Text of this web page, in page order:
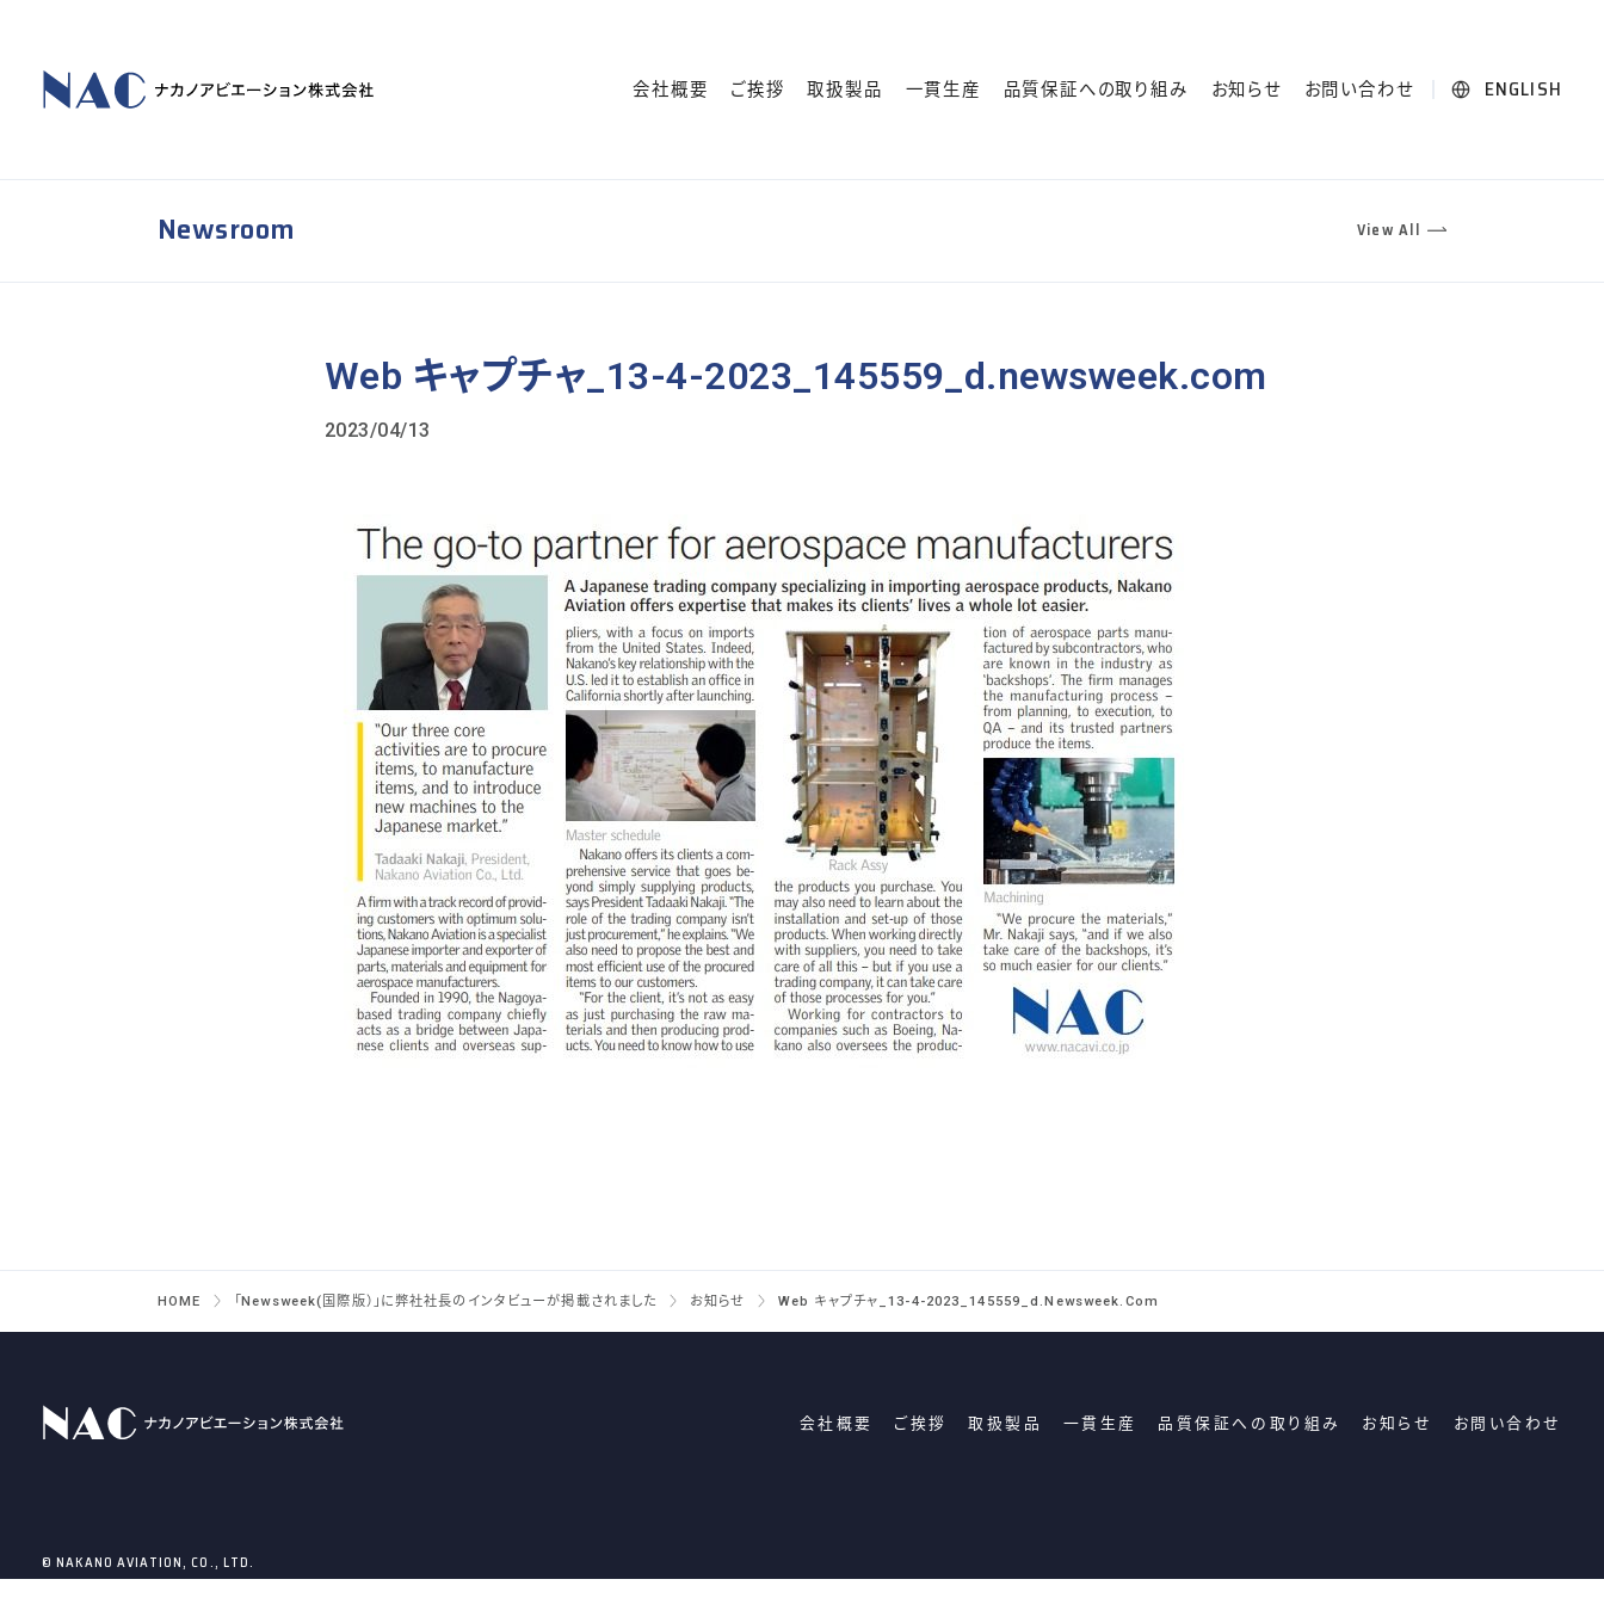
会社概要 ご挨拶 取扱製品 一貫生産 品質保証への取り組み お知らせ お問い合わせ ENGLISH
Newsroom View All
Web キャプチャ_13-4-2023_145559_d.newsweek.com
2023/04/13
HOME 「Newsweek(国際版）」に弊社社長のインタビューが掲載されました お知らせ Web キャプチャ_13-4-2023_145559_d.newsweek.com
会社概要 ご挨拶 取扱製品 一貫生産 品質保証への取り組み お知らせ お問い合わせ
© NAKANO AVIATION, CO., LTD.